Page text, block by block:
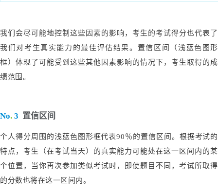
我们会尽可能地控制这些因素的影响，考生的考试得分也代表了
我们对考生真实能力的最佳评估结果。置信区间（浅蓝色图形
框）体现了可能受到这些其他因素影响的情况下，考生取得的成
绩范围。
No. 3 置信区间
个人得分周围的浅蓝色图形框代表90％的置信区间。根据考试的
特点，考生（在考试当天）的真实能力可能处在这一区间内的某
个位置，当你再次参加类似考试时，即使题目不同，考试所取得
的分数也将在这一区间内。